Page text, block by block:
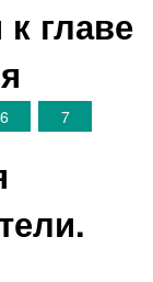
главе
6 7